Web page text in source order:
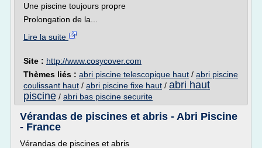
Une piscine toujours propre
Prolongation de la...
Lire la suite
Site : http://www.cosycover.com
Thèmes liés : abri piscine telescopique haut / abri piscine
coulissant haut / abri piscine fixe haut / abri haut
piscine / abri bas piscine securite
Vérandas de piscines et abris - Abri Piscine
- France
Vérandas de piscines et abris